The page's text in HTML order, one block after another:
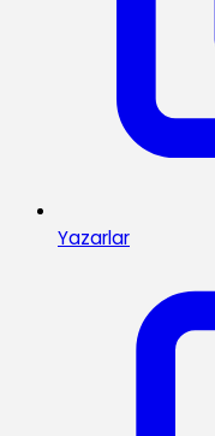
Yazarlar